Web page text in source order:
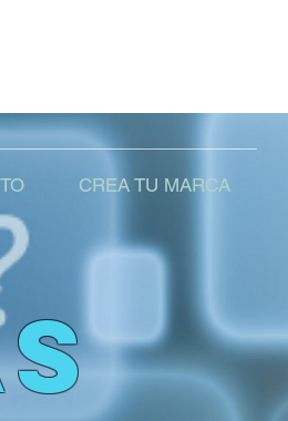
CREA TU MARCA